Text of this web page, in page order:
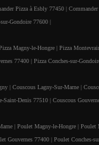
Pizza à Esbly 77450 |
Gondoire 77600 |
Magny-le-Hongre | Pizza
77400 | Pizza Conches-sur-
| Couscous Lagny-Sur-Marne |
Saint-Denis 77510 | Couscous
| Poulet Magny-le-Hongre | Poulet
Gouvernes 77400 | Poulet Conches-